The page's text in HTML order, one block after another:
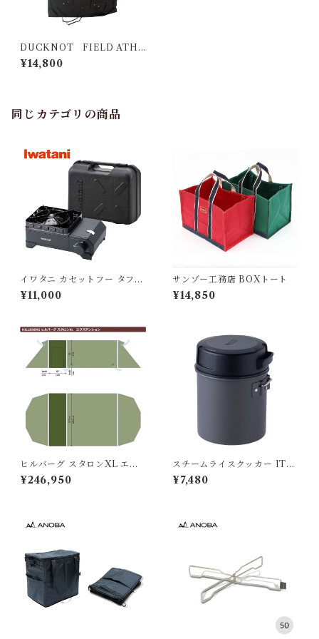
DUCKNOT FIELD ATHL
ETICS T/C コーチジャケッ
ト
¥14,800
同じカテゴリの商品
イワタニ カセットフー タフま
るXG Jr.
¥11,000
サンゾー工務店 BOXトート
¥14,850
ヒルバーグ スタロンXL エク
ステンション タクティカ
ル ポールセット
¥246,950
スチームライスクッカー ITA
DAKI
¥7,480